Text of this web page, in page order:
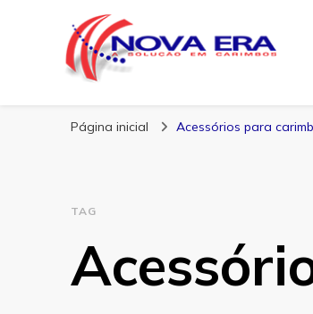
Nova Era
Página inicial Acessórios para
TAG